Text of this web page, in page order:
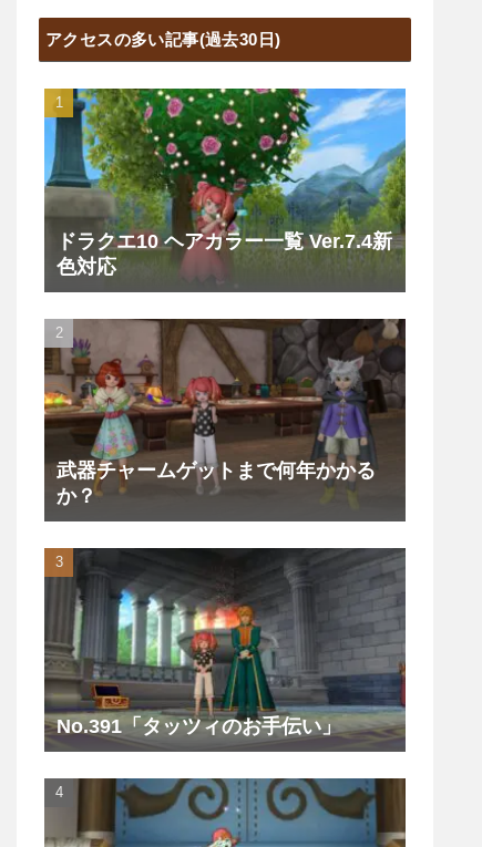
アクセスの多い記事(過去30日)
ドラクエ10 ヘアカラー一覧 Ver.7.4新
色対応
武器チャームゲットまで何年かかる
か？
No.391「タッツィのお手伝い」